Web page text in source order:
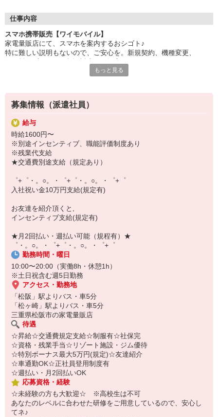
特別割引価格でご利用可能☆☆
お得に過ごしたいあなたの味方です♪
【選べるお仕事いろいろ】
事務、経理、データ入力、コールセンター、受付
▼工場・製造・軽作業系
機械/食品製造・梱包・仕分け・加工・組立・検査
▼美容系
眉毛サロンのアイブロウ・ネイリスト・エステ
▼営業・販売
法人営業・アパレル販売・個別指導塾・人材紹介
▼人気案件も多数♪
短期・期間限定・オープニング・官公庁案件
上場/優良/大手企業など
【スマホ面接実施中】
￣￣￣￣￣￣￣￣￣
自宅に居ながらスマホでカンタン面接OK！
オンライン面談なのでスピード対応。
即日登録もOK♪
気になった方はお気軽にご相談ください！
仕事内容
スマホ携帯販売【ワイモバイル】
家電量販店にて、スマホを案内するおシゴト♪
特に難しい説明もないので、ご安心を。新規契約、機種変更、
満足度◎
■携帯やインターネット販売業務
docomo(ドコモ)/au(エーユー)・KDDI/softbank(ソフトバンク)など
の大手キャリアから
ワイモバイル(Y!mobille)、楽天モバイル、UQなど格安スマホまで幅
広く紹介可能♪
人気のApple（アップル）店舗もございます！
もっと見る
募集情報（派遣社員）
給与
時給1600円〜
※別途インセンティブ、職能評価制度あり
※残業代支給
★交通費別途支給（規定あり）
゜+゜・。○。・゜+゜・。○。・゜+゜
入社祝い金10万円支給(規定有)
お友達を紹介頂くと,
インセンティブ支給(規定有)
★月2回払い・週払い可能（規程有）★
゜・。○。・゜+゜・。○。・゜+゜
勤務時間・曜日
10:00〜20:00（実働8h・休憩1h）
※土日祝含む週5日勤務
アクセス・勤務地
「松阪」駅よりバス・車5分
「松ヶ崎」駅よりバス・車5分
三重県松阪市の家電量販店
待遇
☆昇給☆交通費規定支給☆制服有☆社保完
☆資格・残業手当☆リゾート施設・ジム優待
☆特別ボーナス最大5万円(規定)☆友達紹介
☆車通勤OK☆正社員登用制度有
☆週払い・月2回払いOK
応募資格・経験
☆未経験の方も大歓迎☆ ※高校生は不可
あなたのレベルに合わせた研修をご用意しているので、安心し
てネ♪